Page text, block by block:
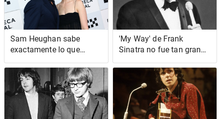
Sam Heughan sabe
exactamente lo que
tomará del set de
'Outlander': 'Me siento
como si fuera Jamie
cuando me los pongo'
'My Way' de Frank
Sinatra no fue tan grande
como su 'Old MacDonald'